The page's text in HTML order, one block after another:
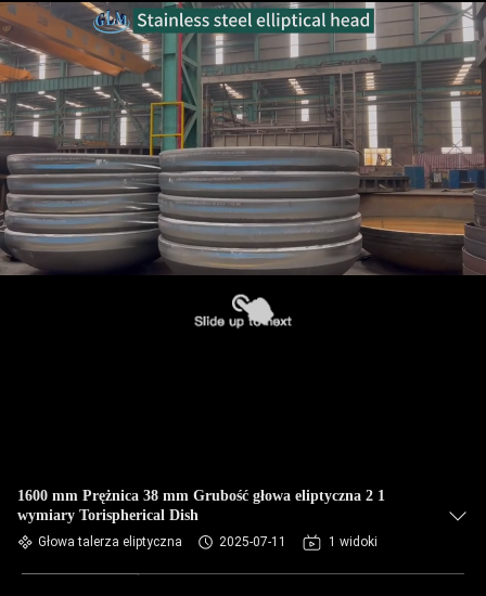
1600 mm Prężnica 38 mm Grubość głowa eliptyczna 2 1
wymiary Torispherical Dish
Głowa talerza eliptyczna 2025-07-11 1 widoki